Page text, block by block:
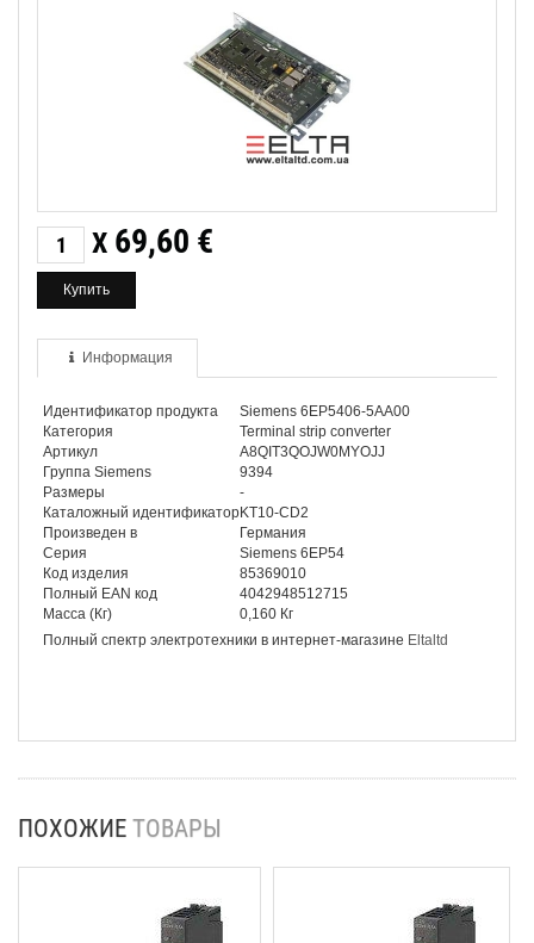
X 69,60 €
Информация
Идентификатор продукта
Siemens 6EP5406-5AA00
Категория
Terminal strip converter
Артикул
A8QIT3QOJW0MYOJJ
Группа Siemens
9394
Размеры
-
Каталожный идентификаторKT10-CD2
Произведен в
Германия
Серия
Siemens 6EP54
Код изделия
85369010
Полный EAN код
4042948512715
Масса (Кг)
0,160 Кг
Полный спектр электротехники в интернет-магазине Eltaltd
ПОХОЖИЕ ТОВАРЫ